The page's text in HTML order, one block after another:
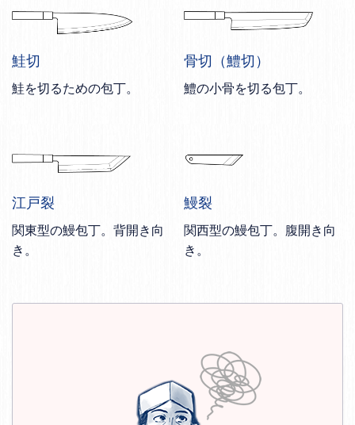
鮭切
鮭を切るための包丁。
骨切（鱧切）
鱧の小骨を切る包丁。
江戸裂
関東型の鰻包丁。背開き向
き。
鰻裂
関西型の鰻包丁。腹開き向
き。